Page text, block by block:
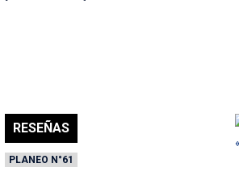
RESEÑAS
PLANEO N°61